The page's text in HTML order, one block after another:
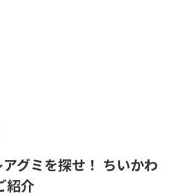
グミを探せ！ ちいかわ
紹介